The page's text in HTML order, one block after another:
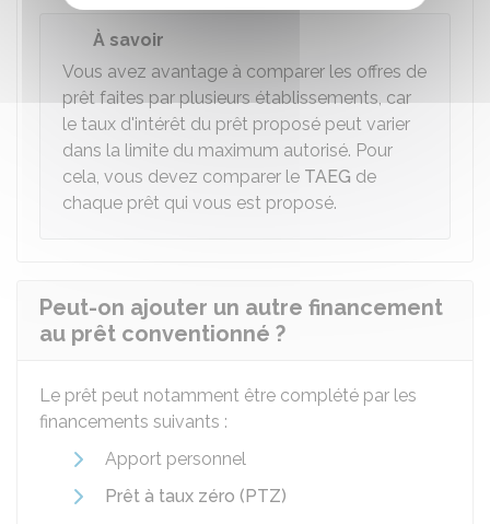
À savoir
Vous avez avantage à comparer les offres de
prêt faites par plusieurs établissements, car
le taux d'intérêt du prêt proposé peut varier
dans la limite du maximum autorisé. Pour
cela, vous devez comparer le TAEG de
chaque prêt qui vous est proposé.
Peut-on ajouter un autre financement
au prêt conventionné ?
Le prêt peut notamment être complété par les
financements suivants :
Apport personnel
Prêt à taux zéro (PTZ)